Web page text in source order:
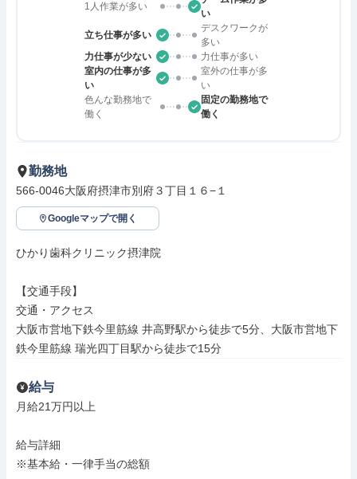
1人作業が多い
い
立ち仕事が多い
デスクワークが
多い
力仕事が少ない
力仕事が多い
室内の仕事が多
い
室外の仕事が多
い
色んな勤務地で
働く
固定の勤務地で
働く
勤務地
566-0046大阪府摂津市別府３丁目１６−１
Googleマップで開く
ひかり歯科クリニック摂津院
【交通手段】
交通・アクセス
大阪市営地下鉄今里筋線 井高野駅から徒歩で5分、大阪市営地下
鉄今里筋線 瑞光四丁目駅から徒歩で15分
給与
月給21万円以上
給与詳細
※基本給・一律手当の総額